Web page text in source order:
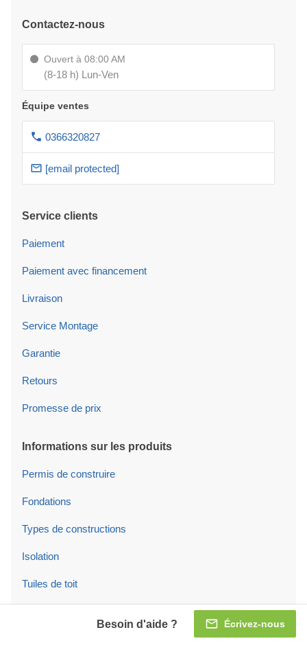
Écrivez-nous
Besoin d'aide ?
Contactez-nous
Ouvert à 08:00 AM
(8-18 h) Lun-Ven
Équipe ventes
0366320827
[email protected]
Service clients
Paiement
Paiement avec financement
Livraison
Service Montage
Garantie
Retours
Promesse de prix
Informations sur les produits
Permis de construire
Fondations
Types de constructions
Isolation
Tuiles de toit